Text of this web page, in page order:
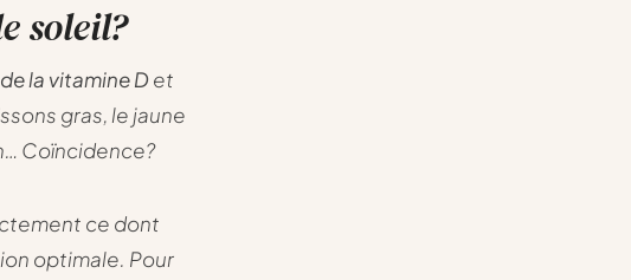
soleil?
la vitamine Det
gras, le jaune
Coïncidence?
ce dont
optimale. Pour